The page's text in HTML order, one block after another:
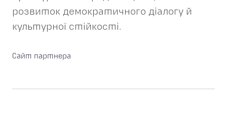
розвиток демократичного діалогу й
культурної стійкості.
Сайт партнера